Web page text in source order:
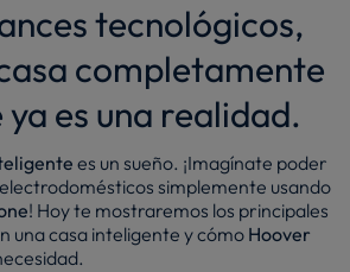
tecnológicos,
completamente
es una realidad.
es un sueño. ¡Imagínate poder
simplemente usando
! Hoy te mostraremos los principales
una casa inteligente y cómo Hoover